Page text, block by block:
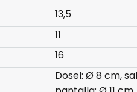
13,5
11
16
Dosel: Ø 8 cm,